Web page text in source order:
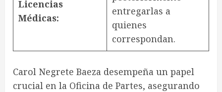
Licencias
Médicas:
entregarlas a
quienes
correspondan.
Carol Negrete Baeza desempeña un papel
crucial en la Oficina de Partes, asegurando